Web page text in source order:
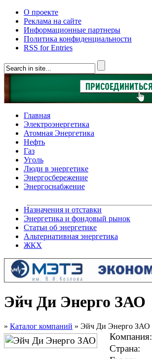
О проекте
Реклама на сайте
Информационные партнеры
Политика конфиденциальности
RSS for Entries
Главная
Электроэнергетика
Атомная Энергетика
Нефть
Газ
Уголь
Люди в энергетике
Энергосбережение
Энергоснабжение
Назначения и отставки
Энергетика и фондовый рынок
Статьи об энергетике
Альтернативная энергетика
ЖКХ
Эйч Ди Энерго ЗАО
» Каталог компаний » Эйч Ди Энерго ЗАО
Компания:
Страна: